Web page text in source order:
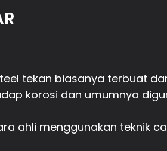
tekan biasanya terbuat
korosi dan umumnya
ahli menggunakan teknik